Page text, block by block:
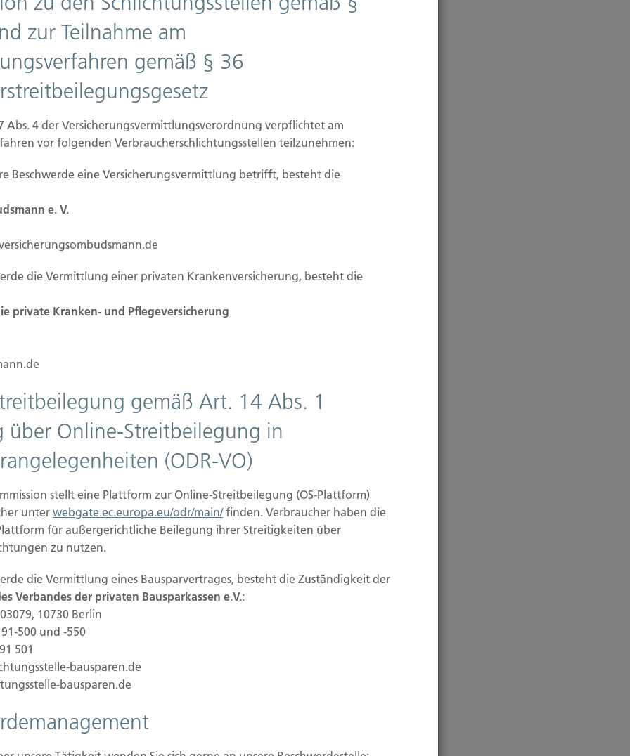
das geschieht.
im Internet (z.B. bei der Kommunikation per
Schutz der Daten vor dem Zugriff
auf dieser Website ist:
Person, die allein oder gemeinsam mit
von personenbezogenen Daten (z.B.
ausdrücklichen Einwilligung möglich. Sie
widerrufen. Dazu reicht eine formlose
der bis zum Widerruf erfolgten
Betroffenen ein Beschwerderecht bei der
in datenschutzrechtlichen
Bundeslandes, in dem unser Unternehmen
sowie deren Kontaktdaten können
anschriften_links-node.html.
zur Teilnahme am
gemäß § 36
Abs. 4 der Versicherungsvermittlungsverordnung verpflichtet am
vor folgenden Verbraucherschlichtungsstellen teilzunehmen:
Beschwerde eine Versicherungsvermittlung betrifft, besteht die
e. V.
die Vermittlung einer privaten Krankenversicherung, besteht die
private Kranken- und Pflegeversicherung
gemäß Art. 14 Abs. 1
über Online-Streitbeilegung in
(ODR-VO)
stellt eine Plattform zur Online-Streitbeilegung (OS-Plattform)
unter webgate.ec.europa.eu/odr/main/finden. Verbraucher haben die
für außergerichtliche Beilegung ihrer Streitigkeiten über
zu nutzen.
die Vermittlung eines Bausparvertrages, besteht die Zuständigkeit der
Verbandes der privaten Bausparkassen e.V.:
10730 Berlin
500 und -550
501
bausparen.de
bausparen.de